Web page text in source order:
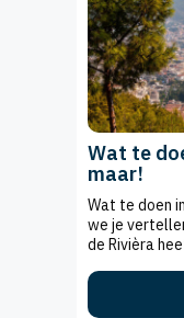
Wat te
maar!
Wat te doen
we je
de Rivièra